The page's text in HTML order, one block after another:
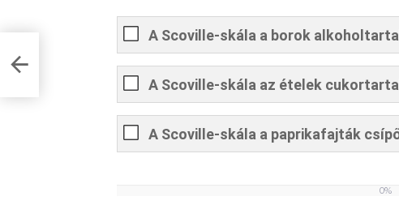
A Scoville-skála a borok
A Scoville-skála az ételek
A Scoville-skála a paprikafajták
0%